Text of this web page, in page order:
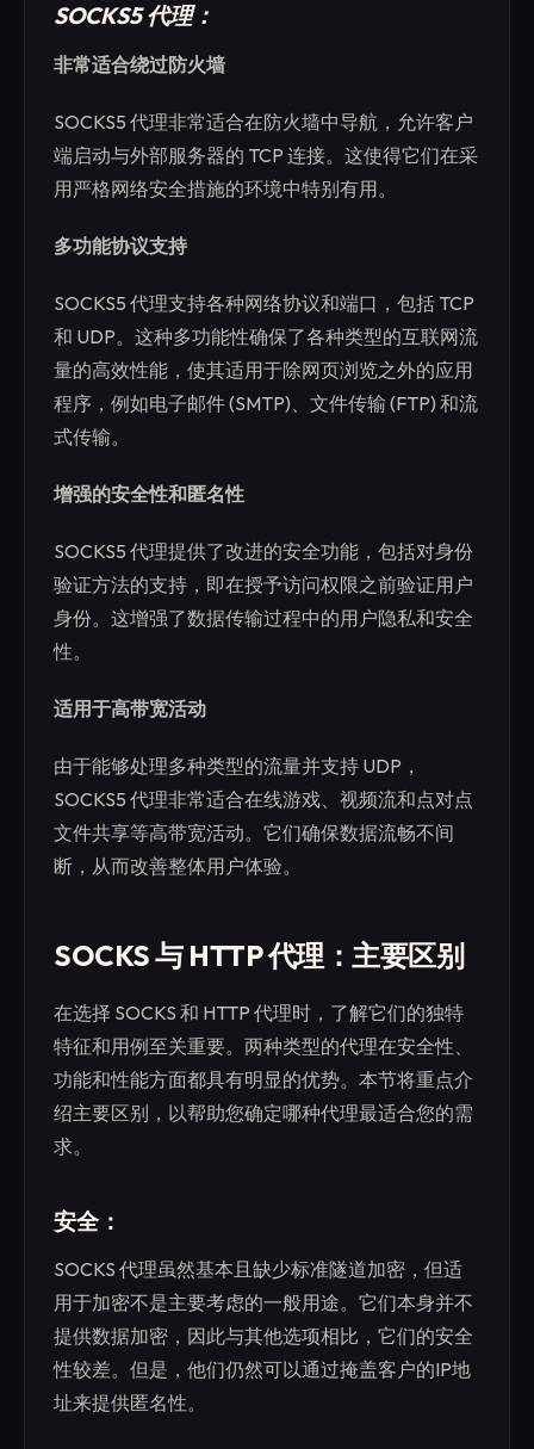
SOCKS5 代理：
非常适合绕过防火墙
SOCKS5 代理非常适合在防火墙中导航，允许客户
端启动与外部服务器的 TCP 连接。这使得它们在采
用严格网络安全措施的环境中特别有用。
多功能协议支持
SOCKS5 代理支持各种网络协议和端口，包括 TCP
和 UDP。这种多功能性确保了各种类型的互联网流
量的高效性能，使其适用于除网页浏览之外的应用
程序，例如电子邮件 (SMTP)、文件传输 (FTP) 和流
式传输。
增强的安全性和匿名性
SOCKS5 代理提供了改进的安全功能，包括对身份
验证方法的支持，即在授予访问权限之前验证用户
身份。这增强了数据传输过程中的用户隐私和安全
性。
适用于高带宽活动
由于能够处理多种类型的流量并支持 UDP，
SOCKS5 代理非常适合在线游戏、视频流和点对点
文件共享等高带宽活动。它们确保数据流畅不间
断，从而改善整体用户体验。
SOCKS 与 HTTP 代理：主要区别
在选择 SOCKS 和 HTTP 代理时，了解它们的独特
特征和用例至关重要。两种类型的代理在安全性、
功能和性能方面都具有明显的优势。本节将重点介
绍主要区别，以帮助您确定哪种代理最适合您的需
求。
安全：
SOCKS 代理虽然基本且缺少标准隧道加密，但适
用于加密不是主要考虑的一般用途。它们本身并不
提供数据加密，因此与其他选项相比，它们的安全
性较差。但是，他们仍然可以通过掩盖客户的IP地
址来提供匿名性。